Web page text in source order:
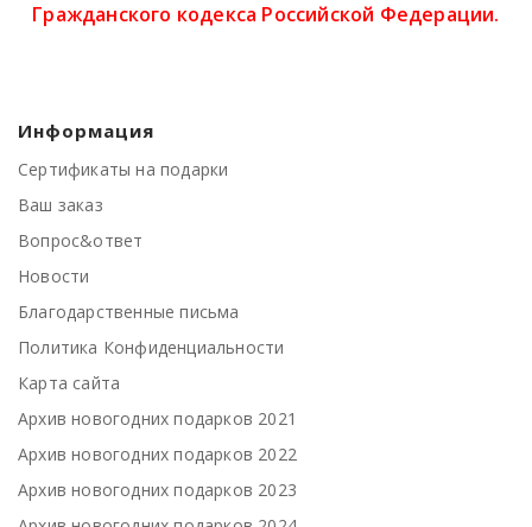
Гражданского кодекса Российской Федерации.
Информация
Сертификаты на подарки
Ваш заказ
Вопрос&ответ
Новости
Благодарственные письма
Политика Конфиденциальности
Карта сайта
Архив новогодних подарков 2021
Архив новогодних подарков 2022
Архив новогодних подарков 2023